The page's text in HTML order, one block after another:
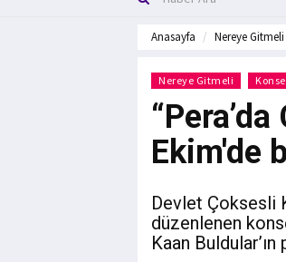
Anasayfa Nereye Gitmeli
Nereye Gitmeli
Ekim'de
Devlet Çoksesli
düzenlenen
Kaan